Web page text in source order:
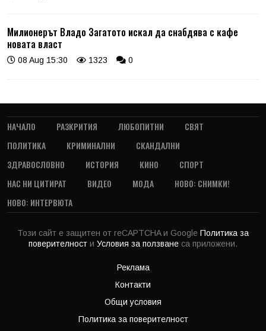
Милионерът Владо Загатото искал да снабдява с кафе
новата власт
08 Aug 15:30 1323 0
НАЧАЛО РАЗКРИТИЯ ЛЮБОПИТНИ
СВЯТ
ПОЛИТИКА
КРИМИНАЛНИ
СКАНДАЛНИ
ЗДРАВОСЛОВНО
ИСТОРИЯ КИНО
СПОРТ
НАС НИ ЦИТИРАТ
ВИДЕО МОДА
НОВО: СНИМКИ!
НОВО: ИНТЕРВЮТА
Този сайт е защитен от reCAPTCHA и Google Политика за
поверителност и Условия за ползване са приложени.
Реклама
Контакти
Общи условия
Политика за поверителност